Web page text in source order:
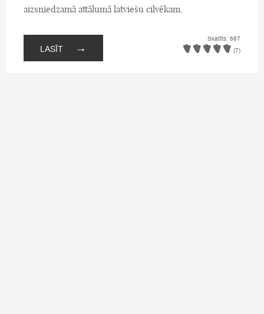
aizsniedzamā attālumā latviešu cilvēkam.
LASĪT →
Skatīts: 687
(7)